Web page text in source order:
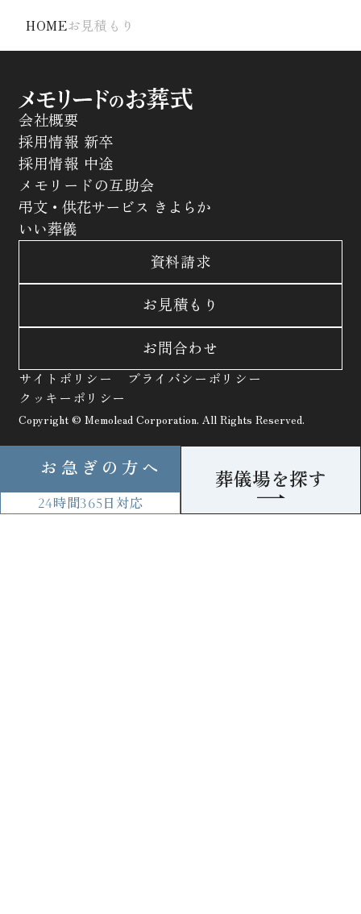
HOMEお見積もり
会社概要
採用情報 新卒
採用情報 中途
メモリードの互助会
弔文・供花サービス きよらか
いい葬儀
資料請求
お見積もり
お問合わせ
サイトポリシー
プライバシーポリシー
クッキーポリシー
Copyright © Memolead Corporation. All Rights Reserved.
お急ぎの方へ
24時間365日 対応
葬儀場を探す